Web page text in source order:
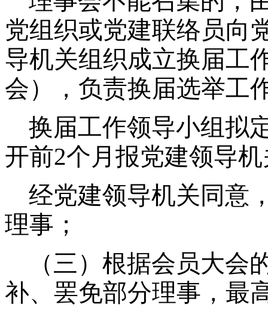
党组织或党建联络员向
导机关组织成立换届工
会），负责换届选举工
换届工作领导小组拟
开前2个月报党建领导
经党建领导机关同意
理事；
（三）根据会员大会
补、罢免部分理事，最